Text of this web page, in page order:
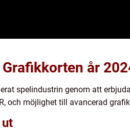
år
spelindustrin genom att
och möjlighet till avancerad